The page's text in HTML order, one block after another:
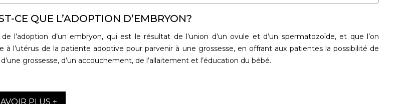
CE QUE L’ADOPTION D’EMBRYON?
de l’adoption d’un embryon, qui est le résultat de l’union d’un ovule et d’un spermatozoïde, et que l’on
à l’utérus de la patiente adoptive pour parvenir à une grossesse, en offrant aux patientes la possibilité de
grossesse, d’un accouchement, de l’allaitement et l’éducation du bébé.
PLUS +